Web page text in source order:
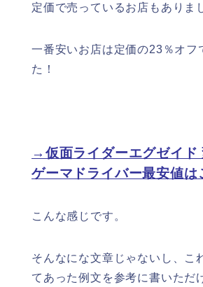
定価で売っているお店もありま
一番安いお店は定価の23％オフ
た！
→仮面ライダーエグゼイド
ゲーマドライバー最安値は
こんな感じです。
そんなにな文章じゃないし、こ
てあった例文を参考に書いただ